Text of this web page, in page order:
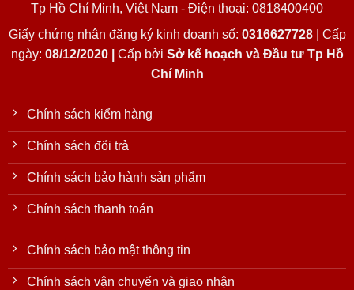
Tp Hồ Chí Minh, Việt Nam - Điện thoại: 0818400400
Giấy chứng nhận đăng ký kinh doanh số: 0316627728| Cấp
ngày: 08/12/2020 | Cấp bởi Sở kế hoạch và Đầu tư Tp Hồ
Chí Minh
Chính sách kiểm hàng
Chính sách đổi trả
Chính sách bảo hành sản phẩm
Chính sách thanh toán
Chính sách bảo mật thông tin
Chính sách vận chuyển và giao nhận